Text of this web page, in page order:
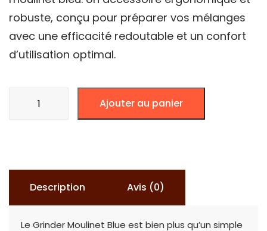
robuste, conçu pour préparer vos mélanges
avec une efficacité redoutable et un confort
d’utilisation optimal.
Ajouter au panier
Description Avis (0)
Le Grinder Moulinet Blue est bien plus qu’un simple